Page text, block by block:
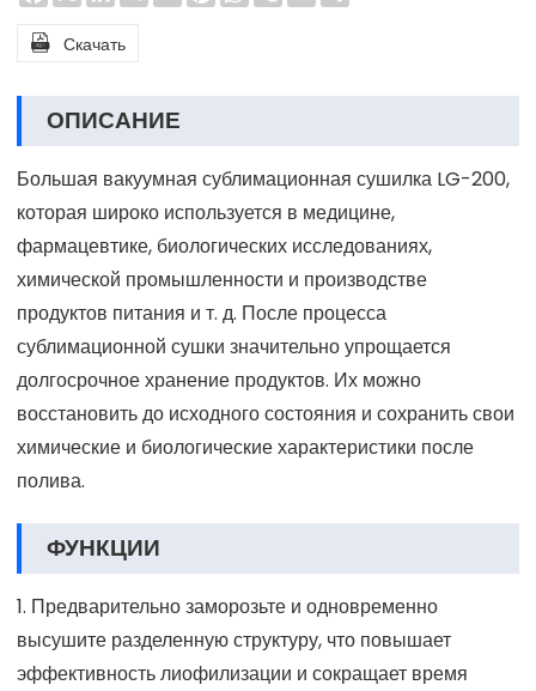
 Скачать
ОПИСАНИЕ
Большая вакуумная сублимационная сушилка LG-200,
которая широко используется в медицине,
фармацевтике, биологических исследованиях,
химической промышленности и производстве
продуктов питания и т. д. После процесса
сублимационной сушки значительно упрощается
долгосрочное хранение продуктов. Их можно
восстановить до исходного состояния и сохранить свои
химические и биологические характеристики после
полива.
ФУНКЦИИ
1. Предварительно заморозьте и одновременно
высушите разделенную структуру, что повышает
эффективность лиофилизации и сокращает время